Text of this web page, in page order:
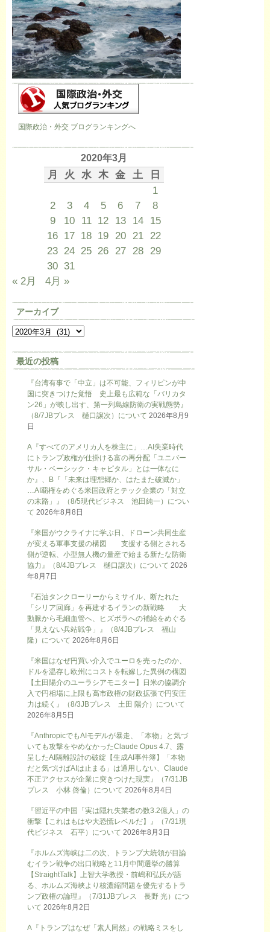
国際政治・外交 ブログランキングへ
2020年3月
月 火 水 木 金 土
日
1
2
3 4 5 6 7
8
9
10 11 12 13 14
15
16 17 18 19 20 21
22
23 24 25 26 27 28
29
30 31
« 2月
4月 »
アーカイブ
最近の投稿
『台湾有事で「中立」は不可能、フィリピンが中
国に突きつけた覚悟 史上最も広範な「バリカタ
ン26」が映し出す、第一列島線防衛の実戦態勢』
（8/7JBプレス 樋口譲次）について 2026年8月9
日
A『すべてのアメリカ人を株主に」…AI失業時代
にトランプ政権が仕掛ける富の再分配「ユニバー
サル・ベーシック・キャピタル」とは一体なに
か』、B『「未来は理想郷か、はたまた破滅か」
…AI覇権をめぐる米国政府とテック企業の「対立
の末路」』（8/5現代ビジネス 池田純一）につい
て 2026年8月8日
『米国がウクライナに学ぶ日、ドローン共同生産
が変える軍事支援の構図 支援する側とされる
側が逆転、小型無人機の量産で始まる新たな防衛
協力』（8/4JBプレス 樋口譲次）について 2026
年8月7日
『石油タンクローリーからミサイル、断たれた
「シリア回廊」を再建するイランの新戦略 大
動脈から毛細血管へ、ヒズボラへの補給をめぐる
「見えない兵站戦争」』（8/4JBプレス 福山
隆）について 2026年8月6日
『米国はなぜ円買い介入でユーロを売ったのか、
ドルを温存し欧州にコストを転嫁した異例の構図
【土田陽介のユーラシアモニター】日米の協調介
入で円相場に上限も高市政権の財政拡張で円安圧
力は続く』（8/3JBプレス 土田 陽介）について
2026年8月5日
『AnthropicでもAIモデルが暴走、「本物」と気づ
いても攻撃をやめなかったClaude Opus 4.7、露
呈したAI隔離設計の破綻【生成AI事件簿】「本物
だと気づけばAIは止まる」は通用しない、Claude
不正アクセスが企業に突きつけた現実』（7/31JB
プレス 小林 啓倫）について 2026年8月4日
『習近平の中国「実は隠れ失業者の数3.2億人」の
衝撃【これはもはや大恐慌レベルだ】』（7/31現
代ビジネス 石平）について 2026年8月3日
『ホルムズ海峡は二の次、トランプ大統領が目論
むイラン戦争の出口戦略と11月中間選挙の勝算
【StraightTalk】上智大学教授・前嶋和弘氏が語
る、ホルムズ海峡より核濃縮問題を優先するトラ
ンプ政権の論理』（7/31JBプレス 長野 光）につ
いて 2026年8月2日
A『トランプはなぜ「素人同然」の戦略ミスをし